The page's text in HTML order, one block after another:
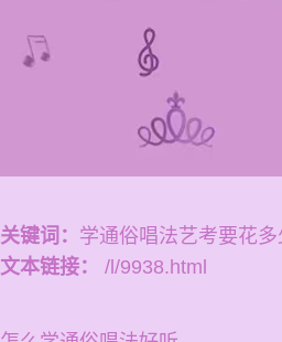
关键词： 学通俗唱法艺考要花
文本链接：
/l/9938.html